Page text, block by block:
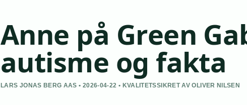
Anne på Green
autisme og fakta
LARS JONAS BERG AAS • 2026-04-22 • KVALITETSSIKRET AV OLIVER NILSEN